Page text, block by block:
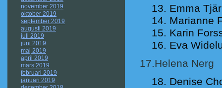
november 2019
oktober 2019
september 2019
augusti 2019
juli 2019
juni 2019
maj 2019
april 2019
mars 2019
februari 2019
januari 2019
Emma
Marianne
Karin
Eva
17.Helena
Denise